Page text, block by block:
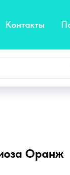
Контакты
Оранж